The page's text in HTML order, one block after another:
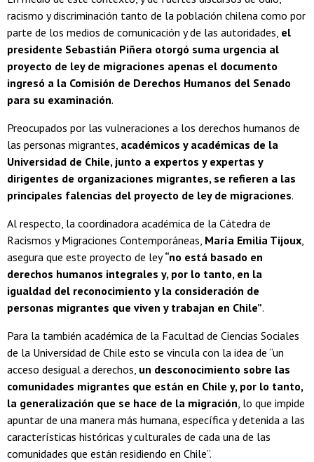
racismo y discriminación tanto de la población chilena como por
parte de los medios de comunicación y de las autoridades, el
presidente Sebastián Piñera otorgó suma urgencia al
proyecto de ley de migraciones apenas el documento
ingresó a la Comisión de Derechos Humanos del Senado
para su examinación.
Preocupados por las vulneraciones a los derechos humanos de
las personas migrantes, académicos y académicas de la
Universidad de Chile, junto a expertos y expertas y
dirigentes de organizaciones migrantes, se refieren a las
principales falencias del proyecto de ley de migraciones.
Al respecto, la coordinadora académica de la Cátedra de
Racismos y Migraciones Contemporáneas, María Emilia Tijoux,
asegura que este proyecto de ley“no está basado en
derechos humanos integrales y, por lo tanto, en la
igualdad del reconocimiento y la consideración de
personas migrantes que viven y trabajan en Chile”.
Para la también académica de la Facultad de Ciencias Sociales
de la Universidad de Chile esto se vincula con la idea de “un
acceso desigual a derechos, un desconocimiento sobre las
comunidades migrantes que están en Chile y, por lo tanto,
la generalización que se hace de la migración, lo que impide
apuntar de una manera más humana, específica y detenida a las
características históricas y culturales de cada una de las
comunidades que están residiendo en Chile”.